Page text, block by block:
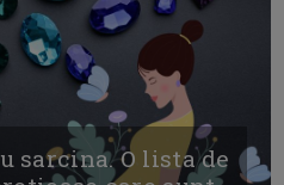
sarcina. O lista de